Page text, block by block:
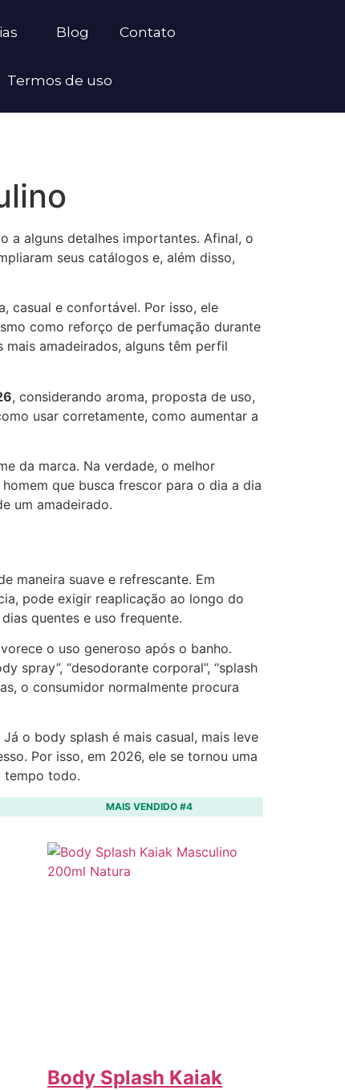
Blog Contato
Termos de uso
a alguns detalhes importantes. Afinal, o
seus catálogos e, além disso,
casual e confortável. Por isso, ele
como reforço de perfumação durante
amadeirados, alguns têm perfil
, considerando aroma, proposta de uso,
usar corretamente, como aumentar a
da marca. Na verdade, o melhor
que busca frescor para o dia a dia
um amadeirado.
maneira suave e refrescante. Em
pode exigir reaplicação ao longo do
quentes e uso frequente.
o uso generoso após o banho.
spray”, “desodorante corporal”, “splash
o consumidor normalmente procura
o body splash é mais casual, mais leve
Por isso, em 2026, ele se tornou uma
tempo todo.
MAIS VENDIDO #4
Body Splash Kaiak